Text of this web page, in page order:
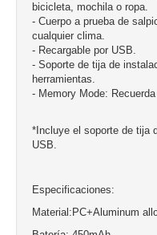
bicicleta, mochila o ropa.
- Cuerpo a prueba de
cualquier clima.
- Recargable por USB.
- Soporte de tija de
herramientas.
- Memory Mode:
*Incluye el soporte de tija
USB.
Especificaciones:
Material:PC+Aluminum